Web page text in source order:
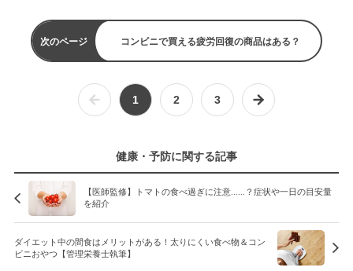
次のページ コンビニで買える疲労回復の商品はある？
1 2 3
健康・予防に関する記事
【医師監修】トマトの食べ過ぎに注意......？症状や一日の目安量
を紹介
ダイエット中の間食はメリットがある！太りにくい食べ物＆コン
ビニおやつ【管理栄養士執筆】